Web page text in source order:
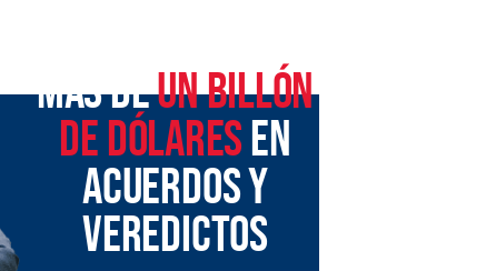
MÁS DEUN BILLÓN
DE DÓLARESEN
ACUERDOS Y
VEREDICTOS